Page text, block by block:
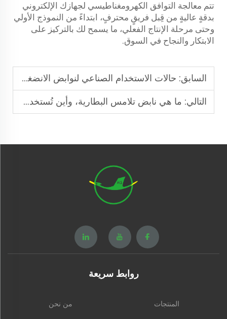
تتم معالجة التوافق الكهرومغناطيسي لجهازك الإلكتروني
بدقةٍ عاليةٍ من قِبل فريقٍ محترفٍ، ابتداءً من النموذج الأولي
وحتى مرحلة الإنتاج الفعلي، ما يسمح لك بالتركيز على
الابتكار والنجاح في السوق.
السابق: حالات الاستخدام الصناعي لنوابض الانضغاط الثقيلة
التالي: ما هي نابض تلامس البطارية، وأين تُستخدم في أنظمة الطاقة؟
روابط سريعة
المنتجات من نحن